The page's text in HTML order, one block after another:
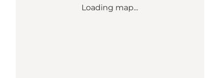
Loading map...